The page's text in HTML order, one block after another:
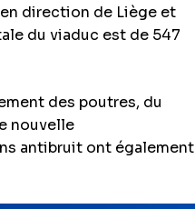
direction de Liège et
du viaduc est de 547
des poutres, du
nouvelle
antibruit ont également